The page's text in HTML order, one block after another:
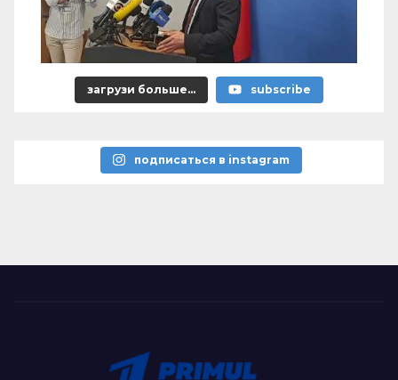
загрузи больше... subscribe
подписаться в instagram